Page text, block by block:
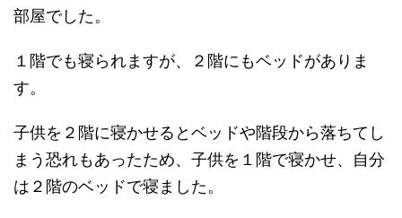
部屋でした。
１階でも寝られますが、２階にもベッドがありま
す。
子供を２階に寝かせるとベッドや階段から落ちてし
まう恐れもあったため、子供を１階で寝かせ、自分
は２階のベッドで寝ました。